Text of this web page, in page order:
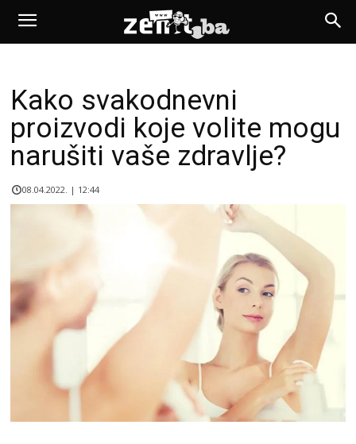
Kako svakodnevni
proizvodi koje volite mogu
narušiti vaše zdravlje?
08.04.2022. | 12:44